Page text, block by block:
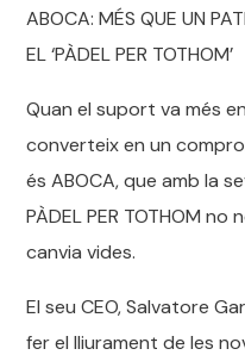
ABOCA: MÉS QUE UN
EL ‘PÀDEL PER TOTHOM’
Quan el suport va més
converteix en un
és ABOCA, que amb la
PÀDEL PER TOTHOM
canvia vides.
El seu CEO, Salvatore
fer el lliurament de les